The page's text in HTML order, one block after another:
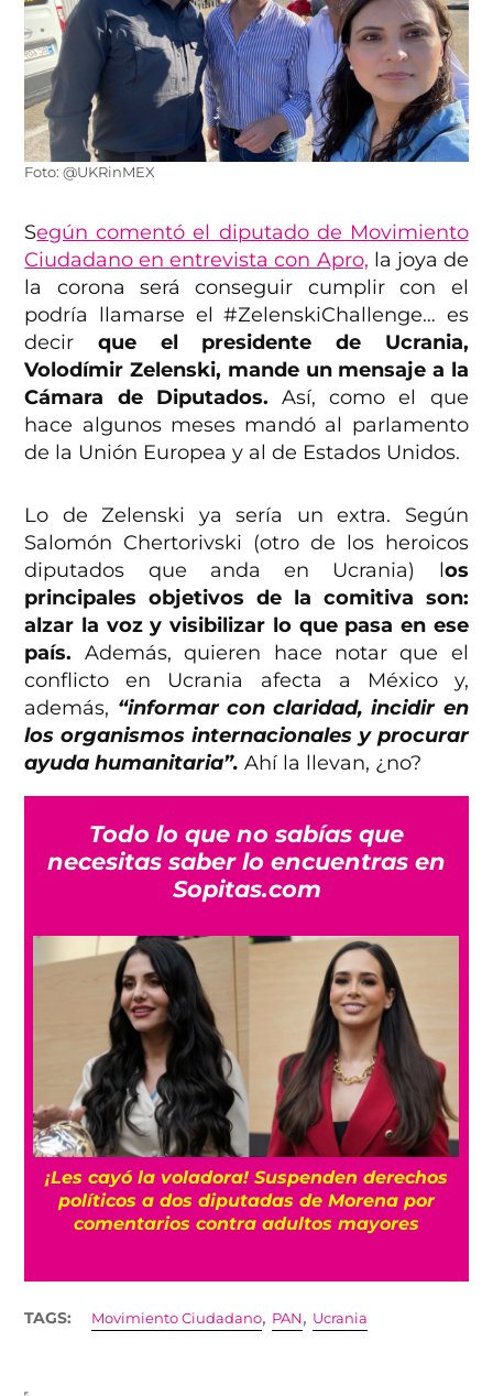
Foto: @UKRinMEX
Según comentó el diputado de Movimiento
Ciudadano en entrevista con Apro, la joya de
la corona será conseguir cumplir con el
podría llamarse el #ZelenskiChallenge… es
decir que el presidente de Ucrania,
Volodímir Zelenski, mande un mensaje a la
Cámara de Diputados. Así, como el que
hace algunos meses mandó al parlamento
de la Unión Europea y al de Estados Unidos.
Lo de Zelenski ya sería un extra. Según
Salomón Chertorivski (otro de los heroicos
diputados que anda en Ucrania) los
principales objetivos de la comitiva son:
alzar la voz y visibilizar lo que pasa en ese
país. Además, quieren hace notar que el
conflicto en Ucrania afecta a México y,
además, “informar con claridad, incidir en
los organismos internacionales y procurar
ayuda humanitaria”. Ahí la llevan, ¿no?
Todo lo que no sabías que
necesitas saber lo encuentras en
Sopitas.com
¡Les cayó la voladora! Suspenden derechos
políticos a dos diputadas de Morena por
comentarios contra adultos mayores
TAGS: Movimiento Ciudadano, PAN , Ucrania